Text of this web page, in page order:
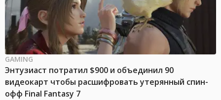
GAMING
Энтузиаст потратил $900 и объединил 90
видеокарт чтобы расшифровать утерянный спин-
офф Final Fantasy 7